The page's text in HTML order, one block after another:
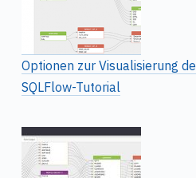
Optionen zur Visualisierung
SQLFlow-Tutorial